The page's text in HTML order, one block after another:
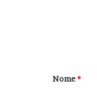
r
Nome*